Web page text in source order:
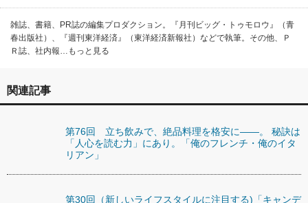
雑誌、書籍、PR誌の編集プロダクション。『月刊ビッグ・トゥモロウ』（青
春出版社）、『週刊東洋経済』（東洋経済新報社）などで執筆。その他、Ｐ
Ｒ誌、社内報…もっと見る
関連記事
第76回 立ち飲みで、絶品料理を格安に――。 秘訣は
「人心を読む力」にあり。「俺のフレンチ・俺のイタ
リアン」
第30回（新しいライフスタイルに注目する)「キャンデ